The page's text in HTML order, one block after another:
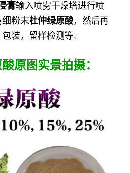
膏输入喷雾干燥塔进行喷
粉末杜仲绿原酸，然后再
装，留样检测等。
原图实景拍摄：